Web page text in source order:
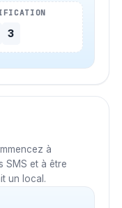
3
à
SMS et à être
un local.